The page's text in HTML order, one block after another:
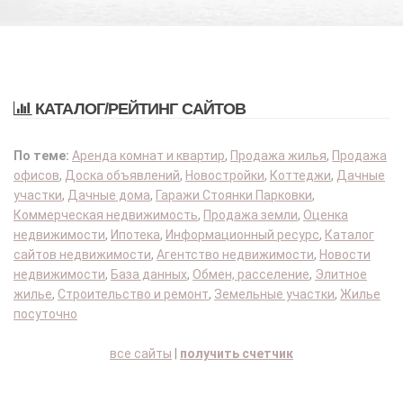
КАТАЛОГ/РЕЙТИНГ САЙТОВ
По теме: Аренда комнат и квартир, Продажа жилья, Продажа
офисов, Доска объявлений, Новостройки, Коттеджи, Дачные
участки, Дачные дома, Гаражи Стоянки Парковки,
Коммерческая недвижимость, Продажа земли, Оценка
недвижимости, Ипотека, Информационный ресурс, Каталог
сайтов недвижимости, Агентство недвижимости, Новости
недвижимости, База данных, Обмен, расселение, Элитное
жилье, Строительство и ремонт, Земельные участки, Жилье
посуточно
все сайты получить счетчик